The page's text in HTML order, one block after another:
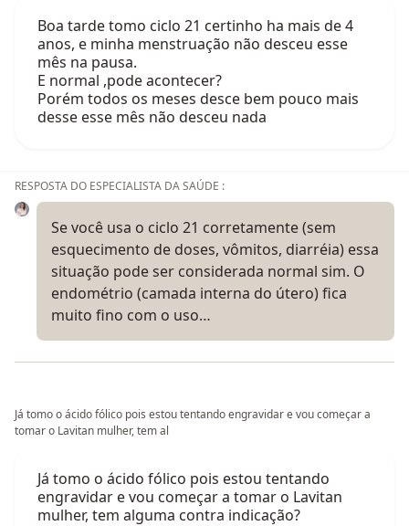
Boa tarde tomo ciclo 21 certinho ha mais de 4
anos, e minha menstruação não desceu esse
mês na pausa.
E normal ,pode acontecer?
Porém todos os meses desce bem pouco mais
desse esse mês não desceu nada
RESPOSTA DO ESPECIALISTA DA SAÚDE :
Se você usa o ciclo 21 corretamente (sem
esquecimento de doses, vômitos, diarréia) essa
situação pode ser considerada normal sim. O
endométrio (camada interna do útero) fica
muito fino com o uso…
Já tomo o ácido fólico pois estou tentando engravidar e vou começar a
tomar o Lavitan mulher, tem al
Já tomo o ácido fólico pois estou tentando
engravidar e vou começar a tomar o Lavitan
mulher, tem alguma contra indicação?